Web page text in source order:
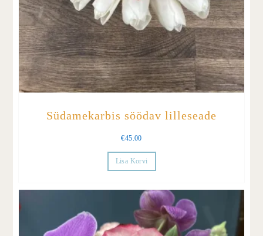
Südamekarbis söödav lilleseade
€45.00
Lisa Korvi